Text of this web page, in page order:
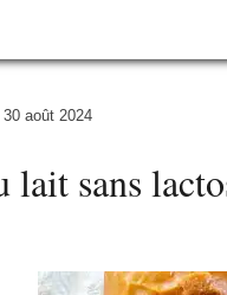
30 août 2024
lait sans